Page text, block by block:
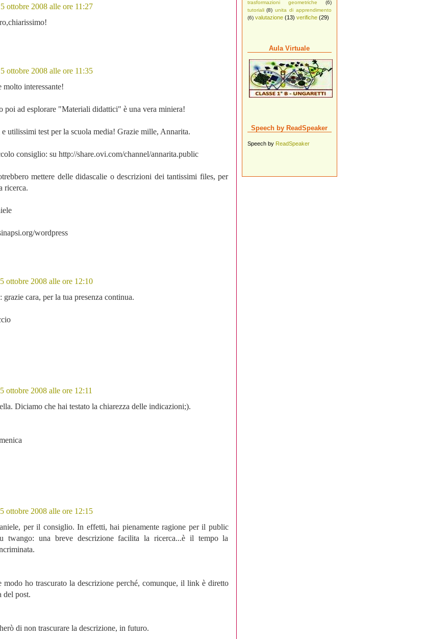
trasformazioni geometriche
(6)
tutoriali (8) unita di apprendimento
(6) valutazione (13) verifiche (29)
Aula Virtuale
Speech by ReadSpeaker
Speech by ReadSpeaker
5 ottobre 2008 alle ore 11:27
5 ottobre 2008 alle ore 11:35
molto interessante!
poi ad esplorare "Materiali didattici" è una vera miniera!
utilissimi test per la scuola media! Grazie mille, Annarita.
consiglio: su http://share.ovi.com/channel/annarita.public
mettere delle didascalie o descrizioni dei tantissimi files, per
ricerca.
wordpress
5 ottobre 2008 alle ore 12:10
grazie cara, per la tua presenza continua.
5 ottobre 2008 alle ore 12:11
Diciamo che hai testato la chiarezza delle indicazioni;).
5 ottobre 2008 alle ore 12:15
per il consiglio. In effetti, hai pienamente ragione per il public
twango: una breve descrizione facilita la ricerca...è il tempo la
modo ho trascurato la descrizione perché, comunque, il link è diretto
del post.
di non trascurare la descrizione, in futuro.